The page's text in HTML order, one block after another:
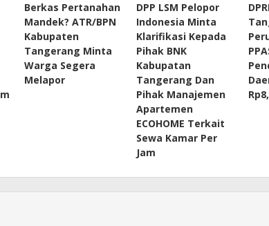
Berkas Pertanahan
Mandek? ATR/BPN
Kabupaten
Tangerang Minta
Warga Segera
Melapor
DPP LSM Pelopor
Indonesia Minta
Klarifikasi Kepada
Pihak BNK
Kabupatan
Tangerang Dan
Pihak Manajemen
Apartemen
ECOHOME Terkait
Sewa Kamar Per
Jam